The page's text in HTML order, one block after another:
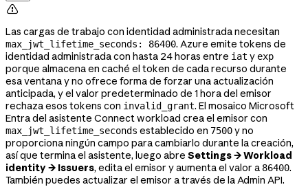

Las cargas de trabajo con identidad administrada necesitan
max_jwt_lifetime_seconds: 86400. Azure emite tokens de
identidad administrada con hasta 24 horas entre iat y exp
porque almacena en caché el token de cada recurso durante
esa ventana y no ofrece forma de forzar una actualización
anticipada, y el valor predeterminado de 1 hora del emisor
rechaza esos tokens con invalid_grant. El mosaico Microsoft
Entra del asistente Connect workload crea el emisor con
max_jwt_lifetime_seconds establecido en 7500y no
proporciona ningún campo para cambiarlo durante la creación,
así que termina el asistente, luego abre Settings → Workload
identity → Issuers, edita el emisor y aumenta el valor a 86400.
También puedes actualizar el emisor a través de la Admin API.